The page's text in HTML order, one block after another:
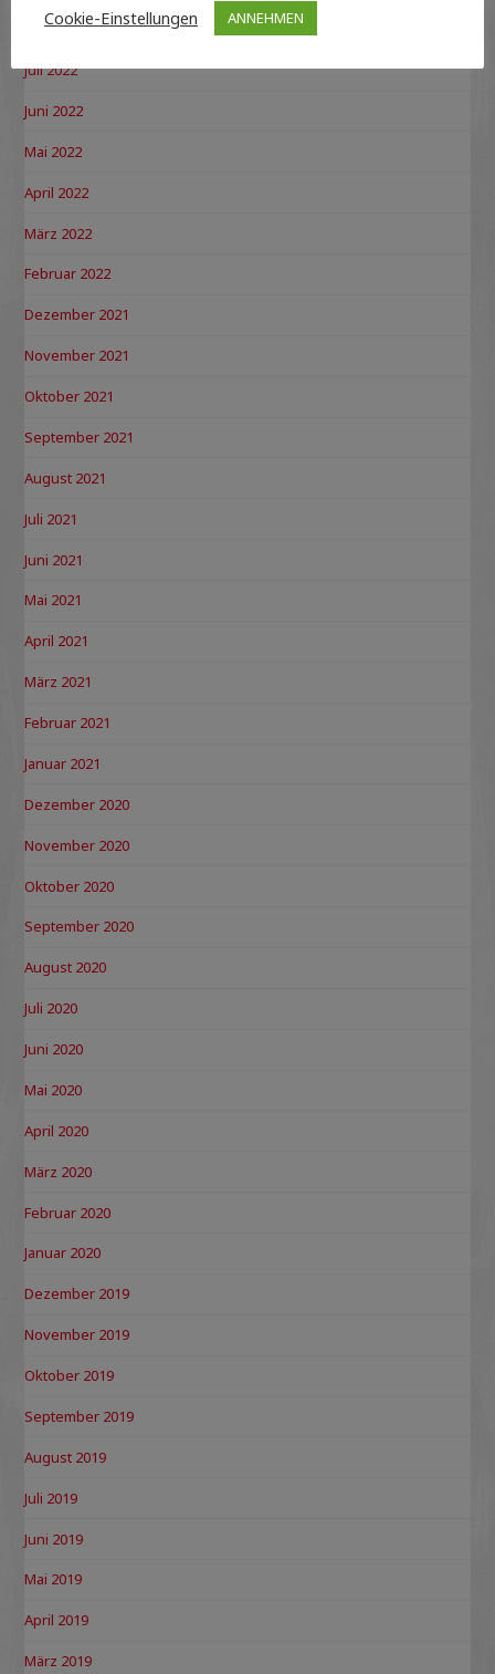
August 2022
Juli 2022
Juni 2022
Mai 2022
April 2022
März 2022
Februar 2022
Dezember 2021
November 2021
Oktober 2021
September 2021
August 2021
Juli 2021
Juni 2021
Mai 2021
April 2021
März 2021
Februar 2021
Januar 2021
Dezember 2020
November 2020
Oktober 2020
September 2020
August 2020
Juli 2020
Juni 2020
Mai 2020
April 2020
März 2020
Februar 2020
Januar 2020
Dezember 2019
November 2019
Oktober 2019
September 2019
August 2019
Juli 2019
Juni 2019
Mai 2019
April 2019
März 2019
Cookie-Einstellungen
ANNEHMEN